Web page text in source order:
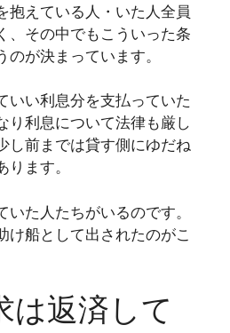
抱えている人・いた人全員
、その中でもこういった条
が決まっています。
いい利息分を支払っていた
り利息について法律も厳し
し前までは貸す側にゆだね
ります。
た人たちがいるのです。
け船として出されたのがこ
は返済して